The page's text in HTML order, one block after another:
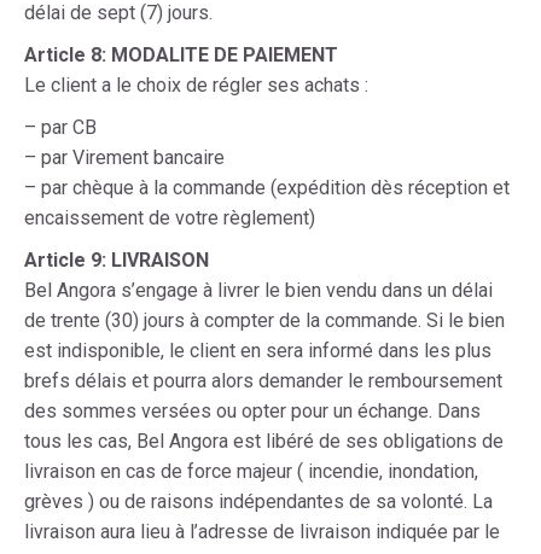
délai de sept (7) jours.
Article 8: MODALITE DE PAIEMENT
Le client a le choix de régler ses achats :
– par CB
– par Virement bancaire
– par chèque à la commande (expédition dès réception et
encaissement de votre règlement)
Article 9: LIVRAISON
Bel Angora s’engage à livrer le bien vendu dans un délai
de trente (30) jours à compter de la commande. Si le bien
est indisponible, le client en sera informé dans les plus
brefs délais et pourra alors demander le remboursement
des sommes versées ou opter pour un échange. Dans
tous les cas, Bel Angora est libéré de ses obligations de
livraison en cas de force majeur ( incendie, inondation,
grèves ) ou de raisons indépendantes de sa volonté. La
livraison aura lieu à l’adresse de livraison indiquée par le